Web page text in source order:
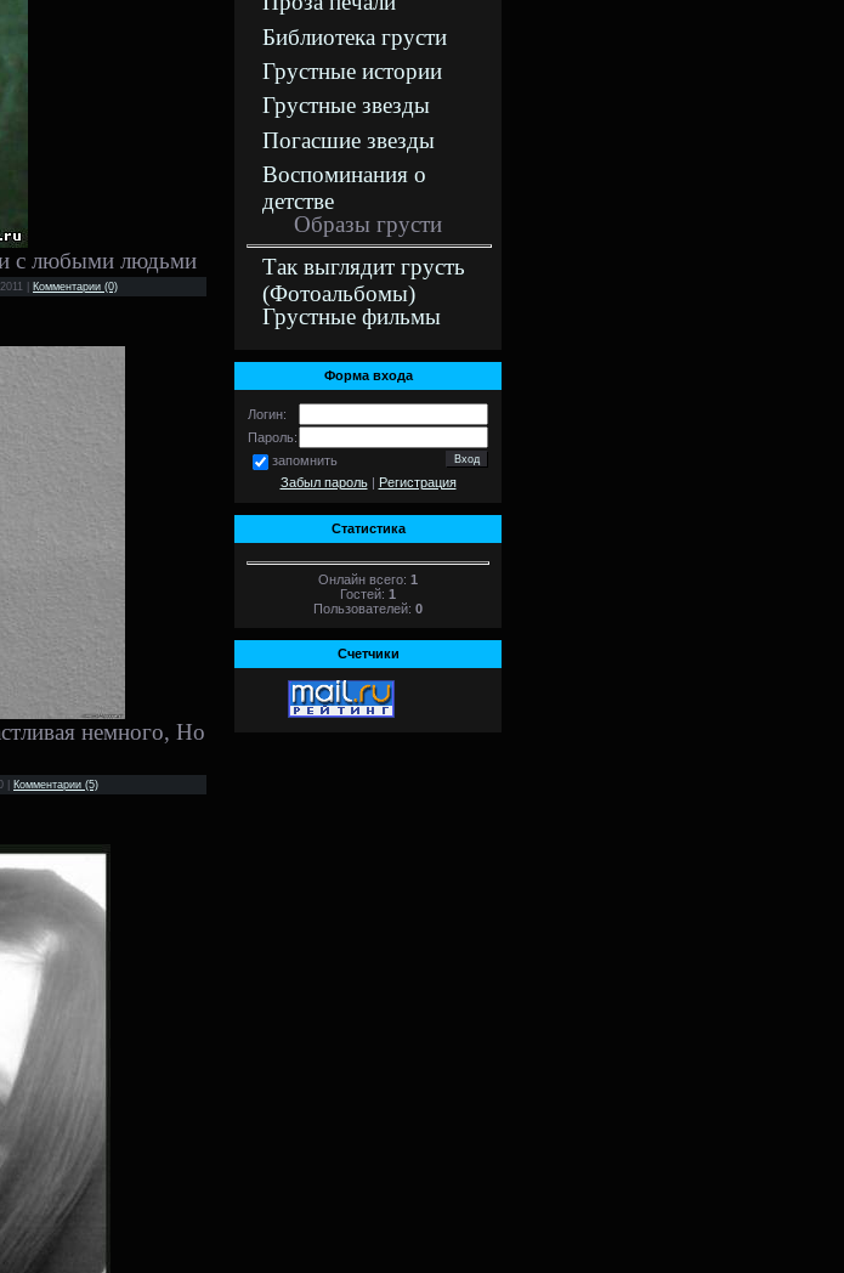
с любыми людьми
Комментарии (0)
немного, Но
Комментарии (5)
Библиотека грусти
Грустные истории
Грустные звезды
Погасшие звезды
Воспоминания о
детстве
Образы грусти
Так выглядит грусть
(Фотоальбомы)
Грустные фильмы
Форма входа
Логин:
Пароль:
запомнить
Забыл пароль| Регистрация
Статистика
Онлайн всего: 1
Гостей: 1
Пользователей: 0
Счетчики